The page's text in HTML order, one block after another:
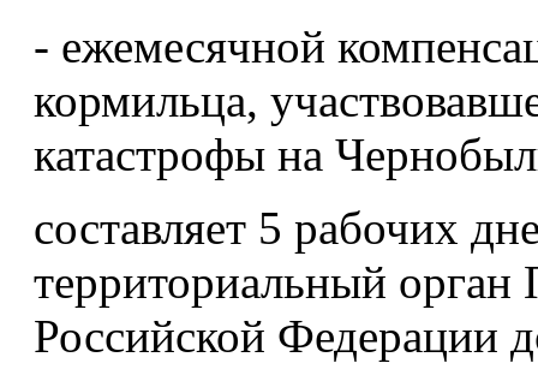
- ежемесячной
кормильца,
катастрофы на
составляет 5 рабочих
территориальный
Российской Федерации